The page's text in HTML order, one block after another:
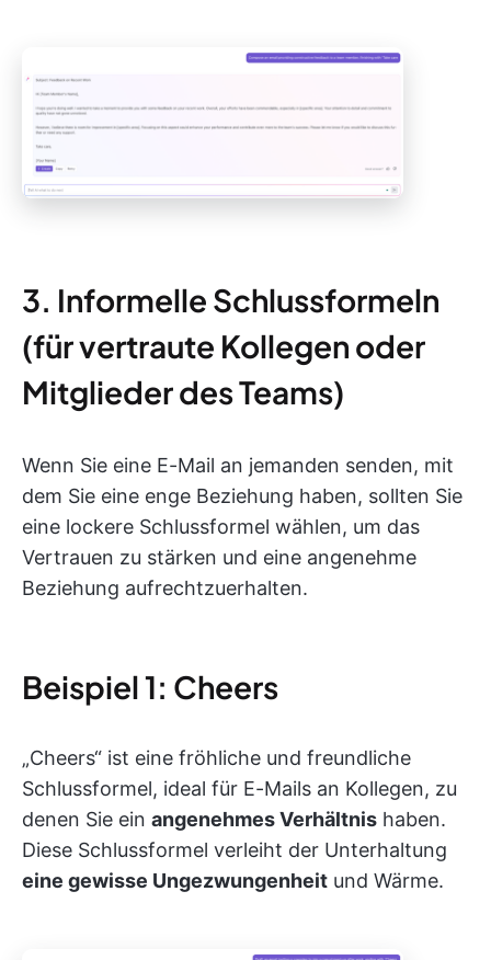
3. Informelle Schlussformeln
(für vertraute Kollegen oder
Mitglieder des Teams)
Wenn Sie eine E-Mail an jemanden senden, mit
dem Sie eine enge Beziehung haben, sollten Sie
eine lockere Schlussformel wählen, um das
Vertrauen zu stärken und eine angenehme
Beziehung aufrechtzuerhalten.
Beispiel 1: Cheers
„Cheers“ ist eine fröhliche und freundliche
Schlussformel, ideal für E-Mails an Kollegen, zu
denen Sie ein angenehmes Verhältnis haben.
Diese Schlussformel verleiht der Unterhaltung
eine gewisse Ungezwungenheit und Wärme.